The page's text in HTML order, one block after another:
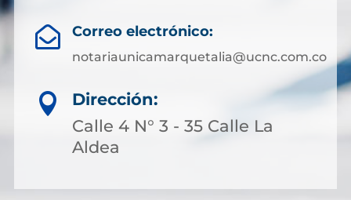
 Correo electrónico:
notariaunicamarquetalia@ucnc.com.co

Dirección:
Calle 4 N° 3 - 35 Calle La
Aldea